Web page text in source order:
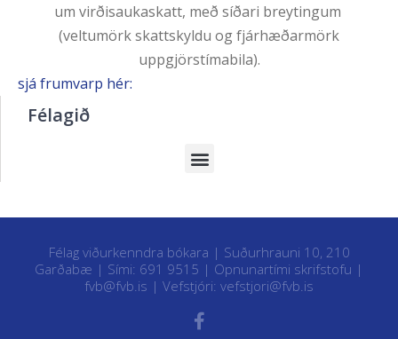
um virðisaukaskatt, með síðari breytingum
(veltumörk skattskyldu og fjárhæðarmörk
uppgjörstímabila).
sjá frumvarp hér:
Félagið
Félag viðurkenndra bókara | Suðurhrauni 10, 210
Garðabæ | Sími: 691 9515 | Opnunartími skrifstofu |
fvb@fvb.is | Vefstjóri: vefstjori@fvb.is